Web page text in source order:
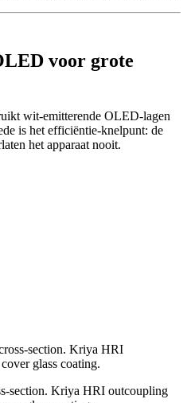
voor grote
wit-emitterende OLED-lagen
is het efficiëntie-knelpunt: de
het apparaat nooit.
section. Kriya HRI
glass coating.
section. Kriya HRI outcoupling